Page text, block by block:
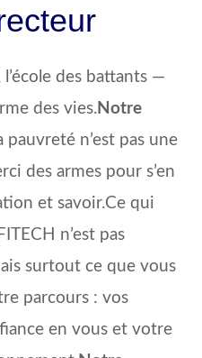
des battants —
des vies.Notre
pauvreté n’est pas une
des armes pour s’en
et savoir.Ce qui
n’est pas
surtout ce que vous
parcours : vos
en vous et votre